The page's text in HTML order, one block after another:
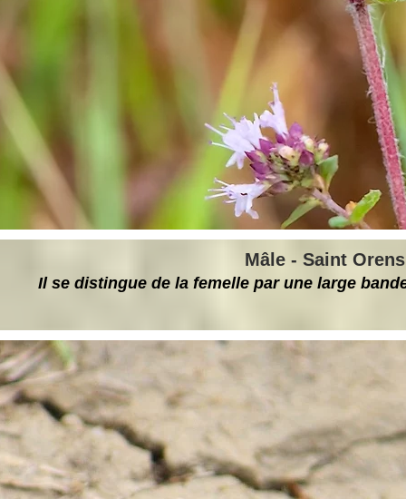
Mâle - Saint
Il se distingue de la femelle par une large